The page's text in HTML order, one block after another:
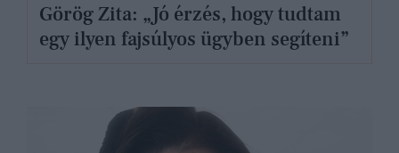
Görög Zita: „Jó érzés, hogy tudtam
egy ilyen fajsúlyos ügyben segíteni”